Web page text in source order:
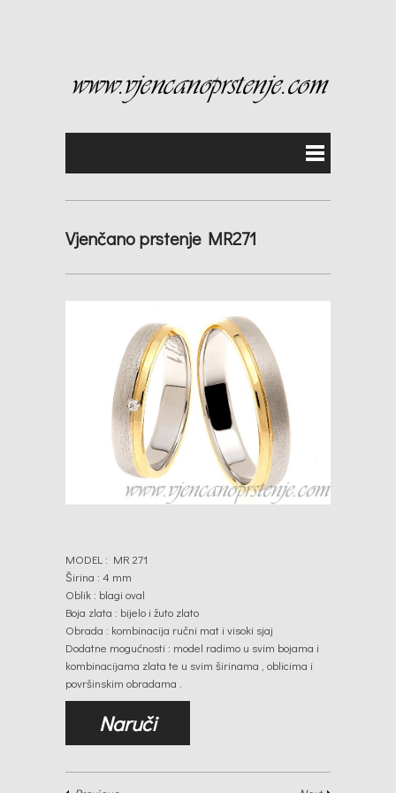
Vjenčano prstenje MR271
MODEL : MR 271
Širina : 4 mm
Oblik : blagi oval
Boja zlata : bijelo i žuto zlato
Obrada : kombinacija ručni mat i visoki sjaj
Dodatne mogućnosti : model radimo u svim bojama i
kombinacijama zlata te u svim širinama , oblicima i
površinskim obradama .
Naruči